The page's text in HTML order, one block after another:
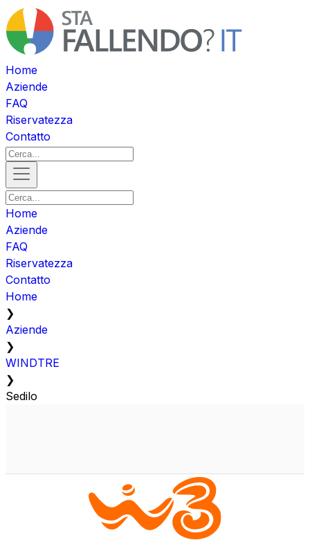
Home
Aziende
FAQ
Riservatezza
Contatto
Home
Aziende
FAQ
Riservatezza
Contatto
Home
❯
Aziende
❯
WINDTRE
❯
Sedilo